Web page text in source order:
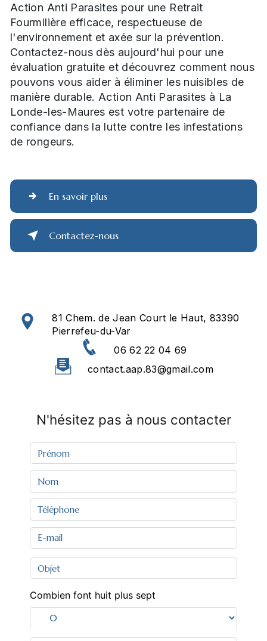
Action Anti Parasites pour une Retrait
Fourmilière efficace, respectueuse de
l'environnement et axée sur la prévention.
Contactez-nous dès aujourd'hui pour une
évaluation gratuite et découvrez comment nous
pouvons vous aider à éliminer les nuisibles de
manière durable. Action Anti Parasites à La
Londe-les-Maures est votre partenaire de
confiance dans la lutte contre les infestations
de rongeurs.
En savoir plus
Contactez-nous
81 Chem. de Jean Court le Haut, 83390
Pierrefeu-du-Var
06 62 22 04 69
contact.aap.83@gmail.com
N'hésitez pas à nous contacter
Combien font huit plus sept